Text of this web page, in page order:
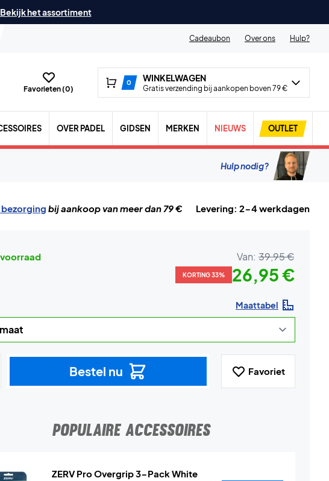
Bekijk het assortiment
Cadeaubon Over ons Hulp?
Favorieten (0)
0 WINKELWAGEN
Gratis verzending bij aankopen boven 79 €
OVER PADEL GIDSEN MERKEN NIEUWS OUTLET
Hulp nodig?
bij aankoop van meer dan 79 € Levering: 2-4 werkdagen
Van: 39,95 €
KORTING 33% 26,95 €
Maattabel
Bestel nu Favoriet
POPULAIRE ACCESSOIRES
ZERV Pro Overgrip 3-Pack White